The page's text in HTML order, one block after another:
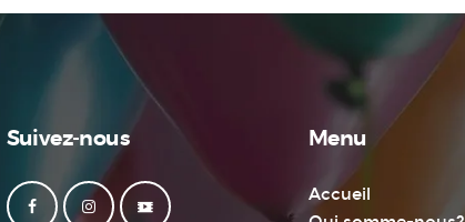
Suivez-nous Menu
Accueil